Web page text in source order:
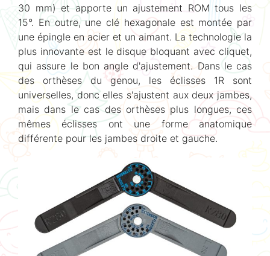
30 mm) et apporte un ajustement ROM tous les
15°. En outre, une clé hexagonale est montée par
une épingle en acier et un aimant. La technologie la
plus innovante est le disque bloquant avec cliquet,
qui assure le bon angle d'ajustement. Dans le cas
des orthèses du genou, les éclisses 1R sont
universelles, donc elles s'ajustent aux deux jambes,
mais dans le cas des orthèses plus longues, ces
mêmes éclisses ont une forme anatomique
différente pour les jambes droite et gauche.